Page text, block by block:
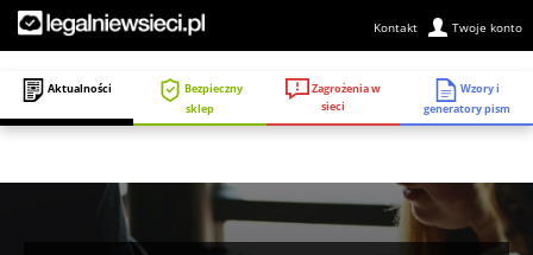
Kontakt Twoje konto
Aktualności
Bezpieczny
sklep
Zagrożenia w
sieci
Wzory i
generatory pism